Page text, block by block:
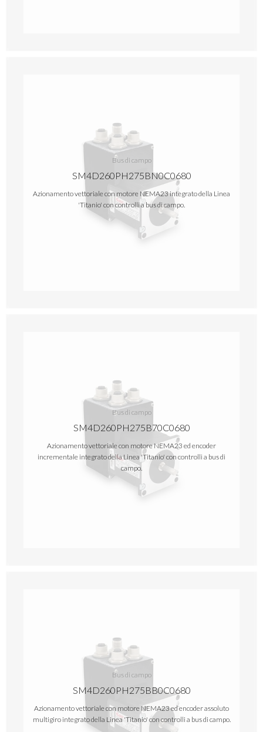
Bus di campo
SM4D260PH275BN0C0680
Azionamento vettoriale con motore NEMA23 integrato della Linea
'Titanio' con controlli a bus di campo.
Bus di campo
SM4D260PH275B70C0680
Azionamento vettoriale con motore NEMA23 ed encoder
incrementale integrato della Linea 'Titanio' con controlli a bus di
campo.
Bus di campo
SM4D260PH275BB0C0680
Azionamento vettoriale con motore NEMA23 ed encoder assoluto
multigiro integrato della Linea 'Titanio' con controlli a bus di campo.